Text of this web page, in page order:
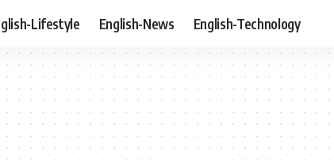
Lifestyle English-News English-Technology